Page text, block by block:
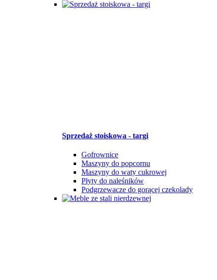
Sprzedaż stoiskowa - targi
Gofrownice
Maszyny do popcornu
Maszyny do waty cukrowej
Płyty do naleśników
Podgrzewacze do gorącej czekolady